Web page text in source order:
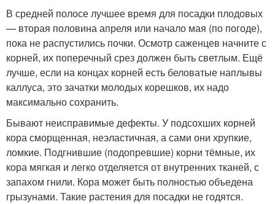
В средней полосе лучшее время для посадки плодовых
— вторая половина апреля или начало мая (по погоде),
пока не распустились почки. Осмотр саженцев начните с
корней, их поперечный срез должен быть светлым. Ещё
лучше, если на концах корней есть беловатые наплывы
каллуса, это зачатки молодых корешков, их надо
максимально сохранить.
Бывают неисправимые дефекты. У подсохших корней
кора сморщенная, неэластичная, а сами они хрупкие,
ломкие. Подгнившие (подопревшие) корни тёмные, их
кора мягкая и легко отделяется от внутренних тканей, с
запахом гнили. Кора может быть полностью объедена
грызунами. Такие растения для посадки не годятся.